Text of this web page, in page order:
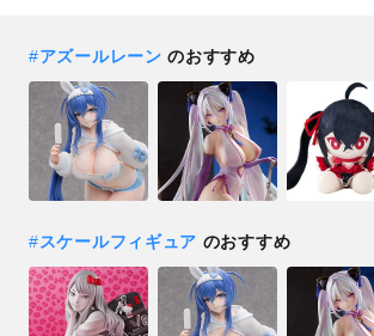
#アズールレーン のおすすめ
#スケールフィギュア のおすすめ